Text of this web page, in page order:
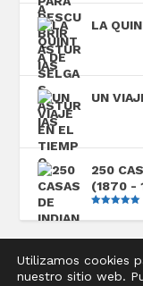
LA
UN
250
(1870 -
5
Diseñado por
Utilizamos cookies
nuestro sitio web.